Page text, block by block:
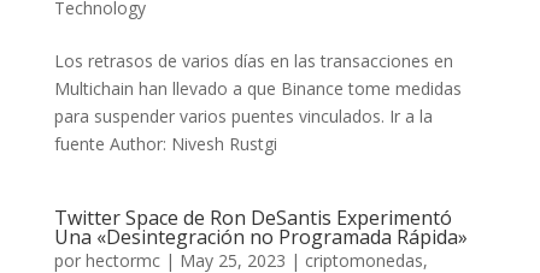
Technology
Los retrasos de varios días en las transacciones en
Multichain han llevado a que Binance tome medidas
para suspender varios puentes vinculados. Ir a la
fuente Author: Nivesh Rustgi
Twitter Space de Ron DeSantis Experimentó
Una «Desintegración no Programada Rápida»
por hectormc| May 25, 2023 | criptomonedas,